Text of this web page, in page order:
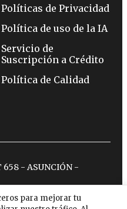
para mejorar tu
Políticas de Privacidad
Política de uso de la IA
Servicio de
Suscripción a Crédito
Política de Calidad
658 - ASUNCIÓN -